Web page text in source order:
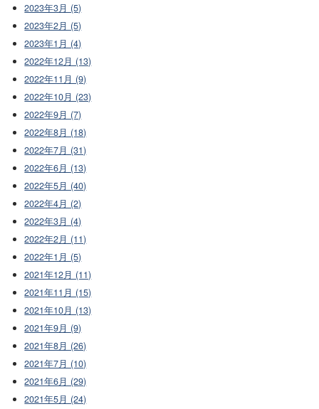
2023年3月 (5)
2023年2月 (5)
2023年1月 (4)
2022年12月 (13)
2022年11月 (9)
2022年10月 (23)
2022年9月 (7)
2022年8月 (18)
2022年7月 (31)
2022年6月 (13)
2022年5月 (40)
2022年4月 (2)
2022年3月 (4)
2022年2月 (11)
2022年1月 (5)
2021年12月 (11)
2021年11月 (15)
2021年10月 (13)
2021年9月 (9)
2021年8月 (26)
2021年7月 (10)
2021年6月 (29)
2021年5月 (24)